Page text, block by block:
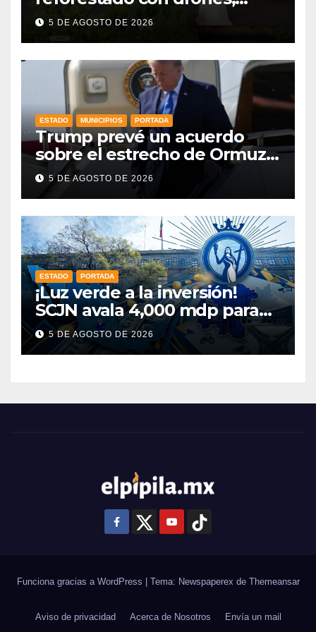
como parte de la Jornada
Nacional a la que se suma
5 DE AGOSTO DE 2026
ESTADO MUNICIPIOS PORTADA
Trump prevé un acuerdo
sobre el estrecho de Ormuz
esta misma semana
5 DE AGOSTO DE 2026
ESTADO PORTADA
¡Luz verde a la inversión!
SCJN avala 4,000 mdp para
Guanajuato: ¿en qué se usará
este dinero?
5 DE AGOSTO DE 2026
Funciona gracias a WordPress | Tema: Newspaperex de Themeansar
Aviso de privacidad Acerca de Nosotros Envía un mail